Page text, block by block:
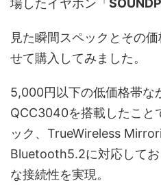
場したイヤホン「
見た瞬間スペックとその
せて購入してみました。
5,000円以下の低価格帯な
QCC3040を搭載したこ
ック、TrueWireless
Bluetooth5.2に対応して
な接続性を実現。